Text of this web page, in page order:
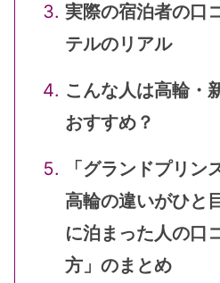
実際の宿泊者の口
テルのリアル
こんな人は高輪・
おすすめ？
「グランドプリン
高輪の違いがひと
に泊まった人の口
方」のまとめ